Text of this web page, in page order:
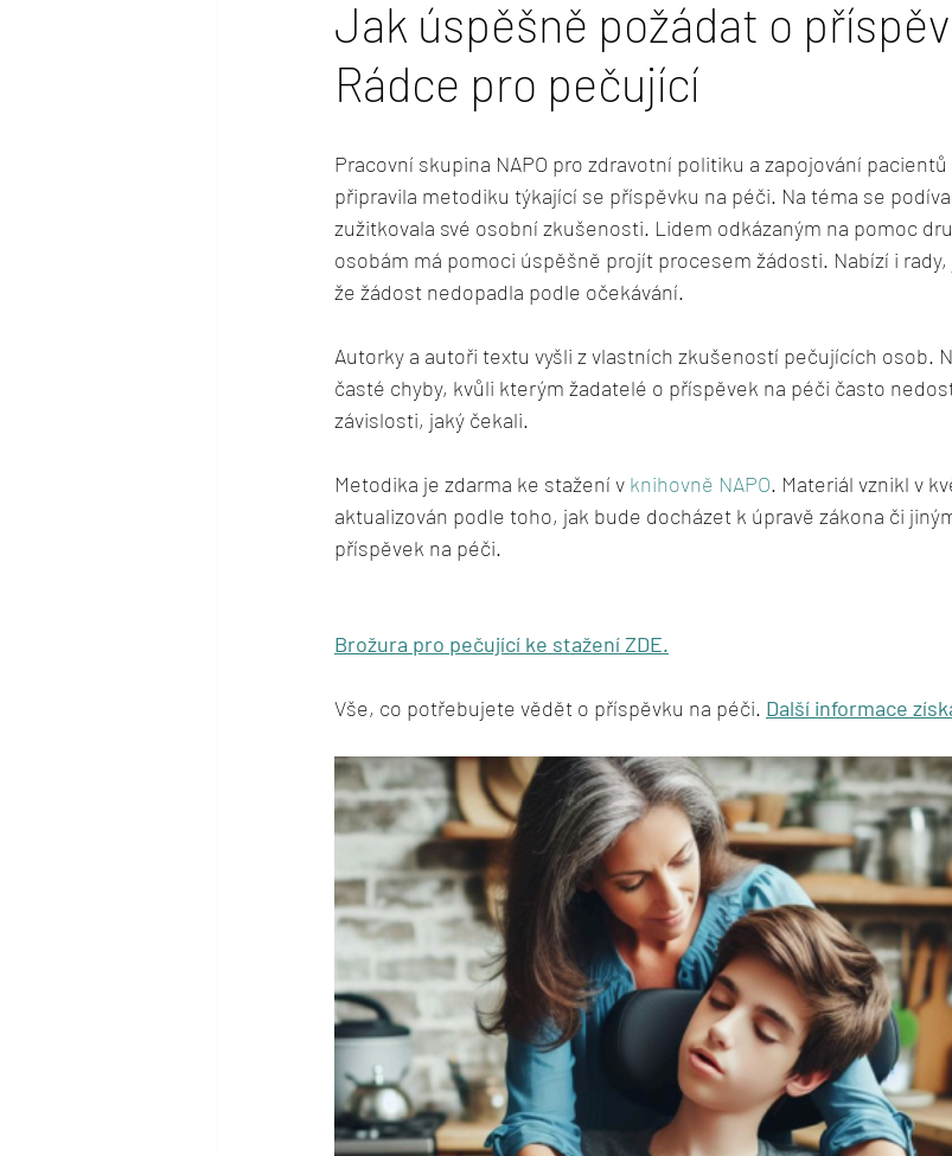
Jak úspěšně požádat o
Rádce pro pečující
Pracovní skupina NAPO pro zdravotní politiku a zapojování
připravila metodiku týkající se příspěvku na péči. Na téma se
zužitkovala své osobní zkušenosti. Lidem odkázaným na pomoc
osobám má pomoci úspěšně projít procesem žádosti. Nabízí i
že žádost nedopadla podle očekávání.
Autorky a autoři textu vyšli z vlastních zkušeností pečujících osob.
časté chyby, kvůli kterým žadatelé o příspěvek na péči často
závislosti, jaký čekali.
Metodika je zdarma ke stažení v knihovně NAPO. Materiál vznikl v
aktualizován podle toho, jak bude docházet k úpravě zákona či
příspěvek na péči.
Brožura pro pečující ke stažení ZDE.
Vše, co potřebujete vědět o příspěvku na péči. Další informace